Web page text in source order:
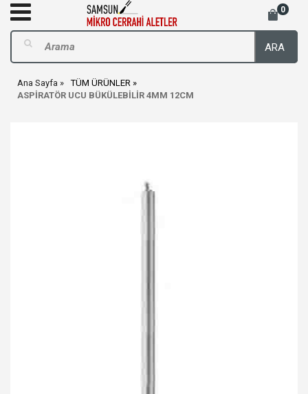
0
ARA
Ana Sayfa
TÜM ÜRÜNLER
ASPİRATÖR UCU BÜKÜLEBİLİR 4MM 12CM